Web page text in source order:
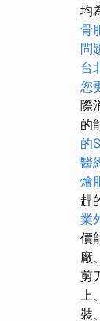
均
骨
問
台
您
際
的
的
醫
燴
趕
業
價
廠
剪
裝